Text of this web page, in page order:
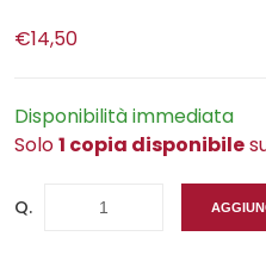
€14,50
Disponibilità immediata
Solo1 copia disponibile
Q.